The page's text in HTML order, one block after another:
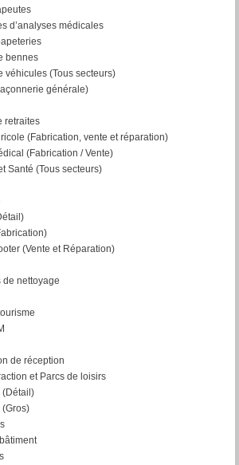
d’analyses médicales
bennes
véhicules (Tous secteurs)
générale)
retraites
(Fabrication, vente et réparation)
(Fabrication / Vente)
Santé (Tous secteurs)
(Vente et Réparation)
de nettoyage
de réception
et Parcs de loisirs
(Détail)
(Gros)